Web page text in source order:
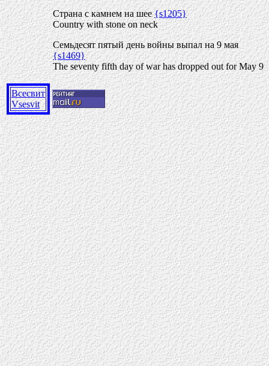
Страна с камнем на шее{s1205}
Country with stone on neck
Семьдесят пятый день войны выпал на 9 мая
{s1469}
The seventy fifth day of war has dropped out for May 9
Всесвит
Vsesvit